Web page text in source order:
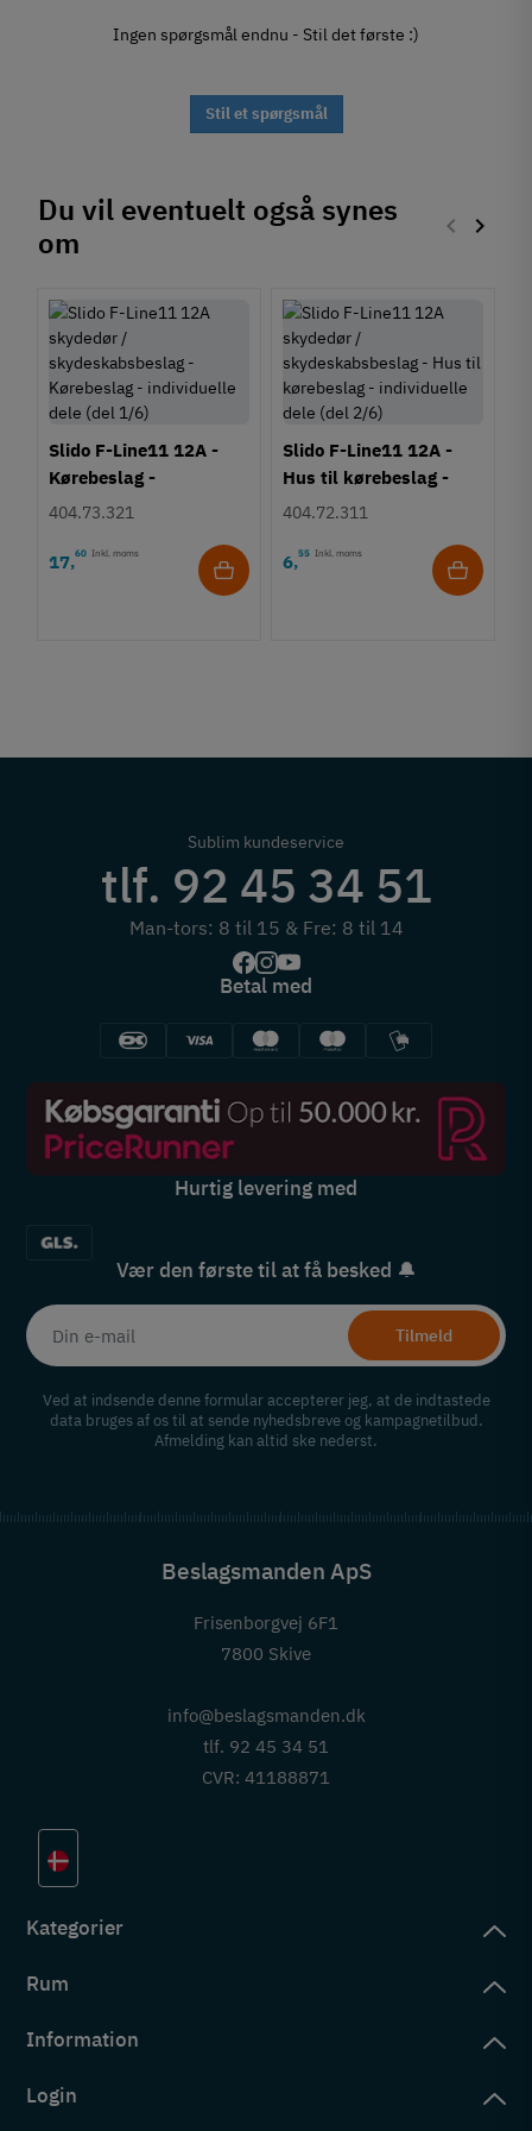
Ingen spørgsmål endnu - Stil det første :)
Stil et spørgsmål
Du vil eventuelt også synes
om
Forrige
keyboard_arrow_left Næste
keyboard_arrow_right
Slido F-Line11 12A -
Kørebeslag -
individuelle dele (del
404.73.321
17,60 Inkl. moms
Slido F-Line11 12A -
Hus til kørebeslag -
individuelle dele (del
404.72.311
6,55 Inkl. moms
Sublim kundeservice
tlf. 92 45 34 51
Man-tors: 8 til 15 & Fre: 8 til 14
Betal med
Hurtig levering med
Vær den første til at få besked 🔔
Tilmeld
Ved at indsende denne formular accepterer jeg, at de indtastede
data bruges af os til at sende nyhedsbreve og kampagnetilbud.
Afmelding kan altid ske nederst.
Beslagsmanden ApS
Frisenborgvej 6F1
7800 Skive
info@beslagsmanden.dk
tlf. 92 45 34 51
CVR: 41188871
Kategorier
Rum
Information
Login